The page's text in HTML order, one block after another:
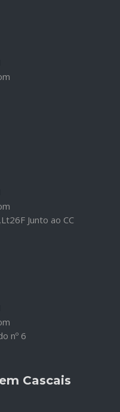
Junto ao CC
nº 6
Cascais